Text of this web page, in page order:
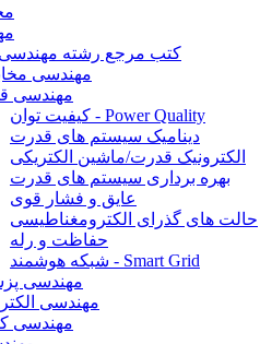
کتب مرجع رشته
مهندسی
مهندسی
کیفیت توان - Power Quality
دینامیک سیستم های قدرت
الکترونیک قدرت/ماشین الکتریکی
بهره برداری سیستم های قدرت
عایق و فشار قوی
حالت های گذرای الکترومغناطیسی
حفاظت و رله
شبکه هوشمند - Smart Grid
مهندسی
مهندسی
مهندسی